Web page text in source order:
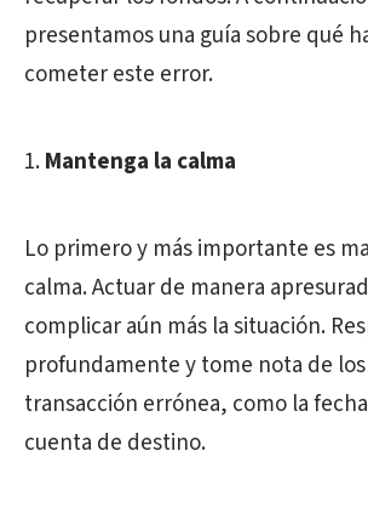
presentamos una guía sobre qué
cometer este error.
Mantenga la calma
Lo primero y más importante es
calma. Actuar de manera
complicar aún más la situación.
profundamente y tome nota de
transacción errónea, como la
cuenta de destino.